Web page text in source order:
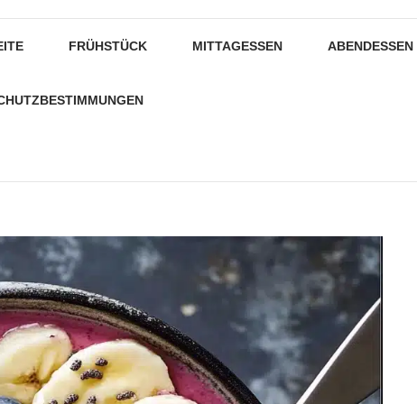
FRÜHSTÜCK MITTAGESSEN ABENDESSEN